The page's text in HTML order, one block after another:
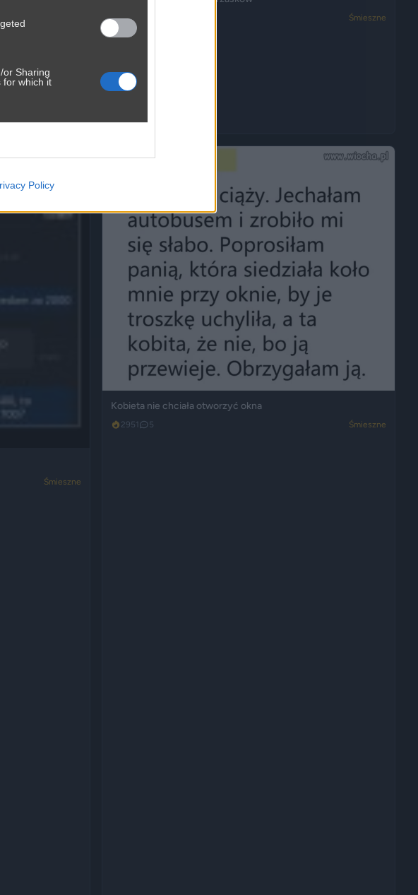
or Sharing
for which it
Policy
Śmieszne
3050 Śmieszne
Śmieszne
Kobieta nie chciała otworzyć okna
2951 5 Śmieszne